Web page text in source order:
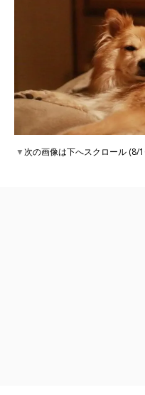
▼次の画像は下へスクロール (8/